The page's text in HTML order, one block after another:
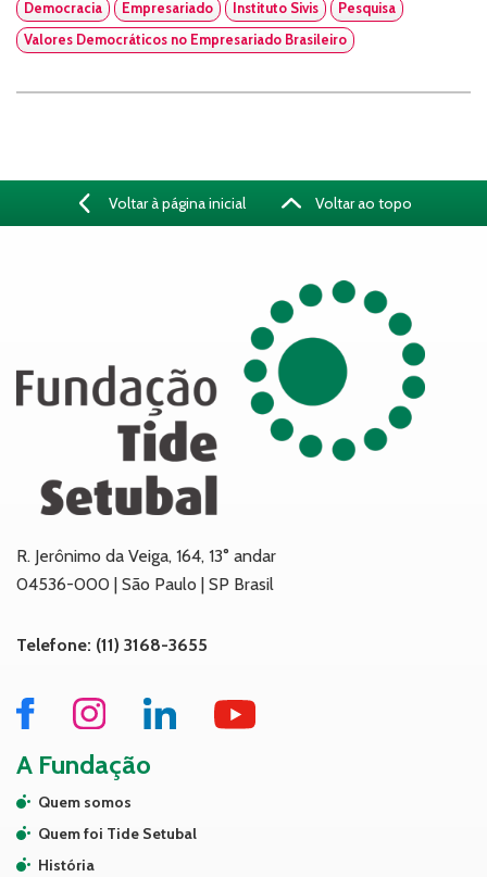
Democracia Empresariado Instituto Sivis
Pesquisa
Valores Democráticos no Empresariado Brasileiro
Voltar à página inicial Voltar ao topo
R. Jerônimo da Veiga, 164, 13° andar
04536-000 | São Paulo | SP Brasil
Telefone: (11) 3168-3655
A Fundação
Quem somos
Quem foi Tide Setubal
História